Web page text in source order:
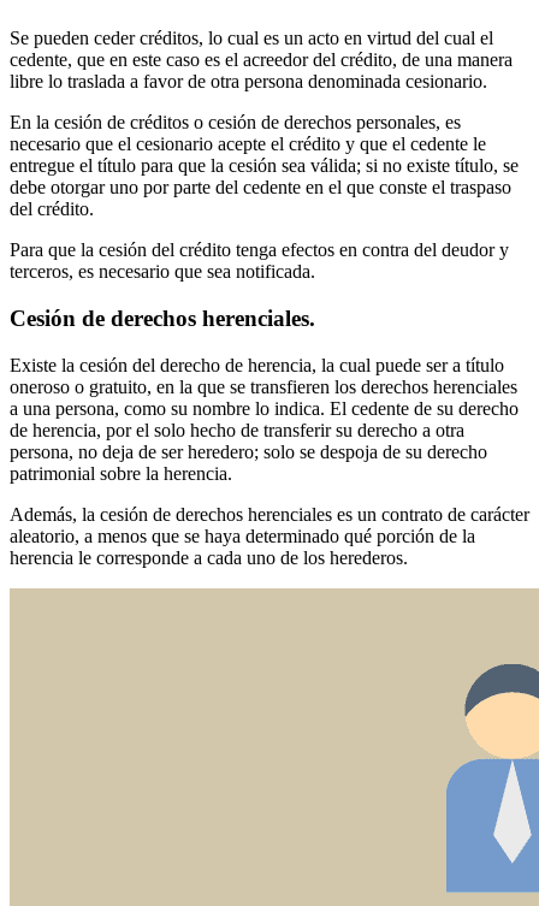
Se pueden ceder créditos, lo cual es un acto en virtud del cual el
cedente, que en este caso es el acreedor del crédito, de una manera
libre lo traslada a favor de otra persona denominada cesionario.
En la cesión de créditos o cesión de derechos personales, es
necesario que el cesionario acepte el crédito y que el cedente le
entregue el título para que la cesión sea válida; si no existe título, se
debe otorgar uno por parte del cedente en el que conste el traspaso
del crédito.
Para que la cesión del crédito tenga efectos en contra del deudor y
terceros, es necesario que sea notificada.
Cesión de derechos herenciales.
Existe la cesión del derecho de herencia, la cual puede ser a título
oneroso o gratuito, en la que se transfieren los derechos herenciales
a una persona, como su nombre lo indica. El cedente de su derecho
de herencia, por el solo hecho de transferir su derecho a otra
persona, no deja de ser heredero; solo se despoja de su derecho
patrimonial sobre la herencia.
Además, la cesión de derechos herenciales es un contrato de carácter
aleatorio, a menos que se haya determinado qué porción de la
herencia le corresponde a cada uno de los herederos.